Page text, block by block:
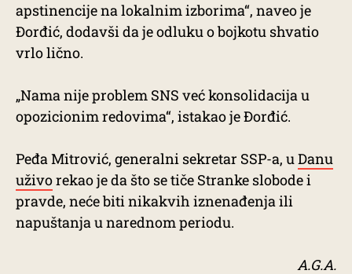
apstinencije na lokalnim izborima“, naveo je
Đorđić, dodavši da je odluku o bojkotu shvatio
vrlo lično.
„Nama nije problem SNS već konsolidacija u
opozicionim redovima“, istakao je Đorđić.
Peđa Mitrović, generalni sekretar SSP-a, uDanu
uživorekao je da što se tiče Stranke slobode i
pravde, neće biti nikakvih iznenađenja ili
napuštanja u narednom periodu.
A.G.A.